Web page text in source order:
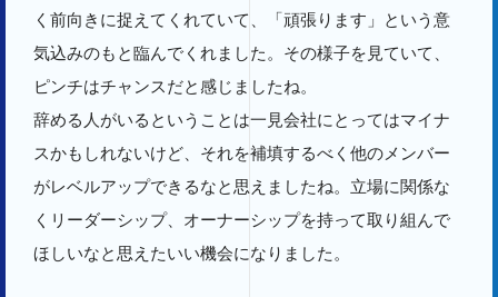
く前向きに捉えてくれていて、「頑張ります」という意
気込みのもと臨んでくれました。その様子を見ていて、
ピンチはチャンスだと感じましたね。
辞める人がいるということは一見会社にとってはマイナ
スかもしれないけど、それを補填するべく他のメンバー
がレベルアップできるなと思えましたね。立場に関係な
くリーダーシップ、オーナーシップを持って取り組んで
ほしいなと思えたいい機会になりました。